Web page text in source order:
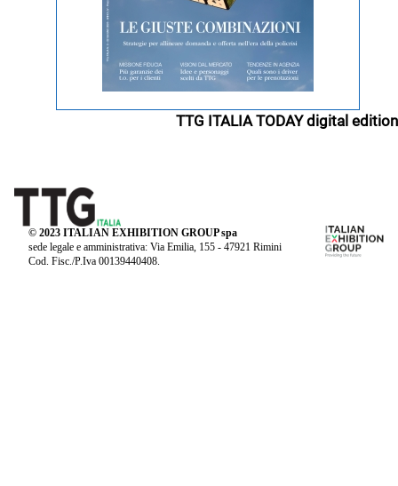
TTG ITALIA TODAY digital edition
© 2023 ITALIAN EXHIBITION GROUP spa
sede legale e amministrativa: Via Emilia, 155 - 47921 Rimini
Cod. Fisc./P.Iva 00139440408.